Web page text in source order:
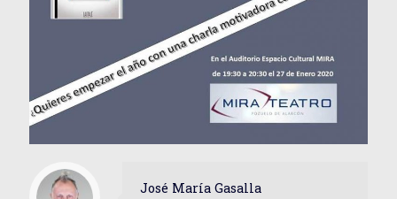
José María Gasalla